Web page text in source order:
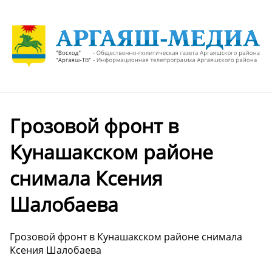
Грозовой фронт в
Кунашакском районе
снимала Ксения
Шалобаева
Грозовой фронт в Кунашакском районе снимала
Ксения Шалобаева